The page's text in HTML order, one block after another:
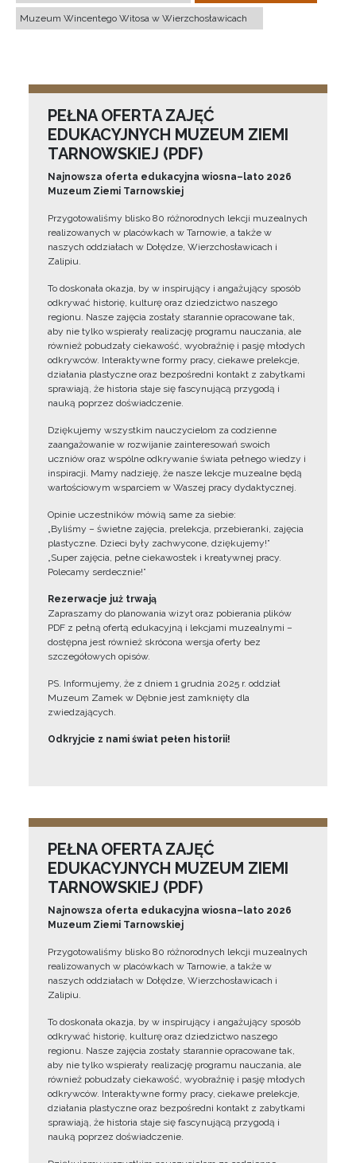
Muzeum Wincentego Witosa w Wierzchosławicach
PEŁNA OFERTA ZAJĘĆ
EDUKACYJNYCH MUZEUM ZIEMI
TARNOWSKIEJ (PDF)
Najnowsza oferta edukacyjna wiosna–lato 2026
Muzeum Ziemi Tarnowskiej
Przygotowaliśmy blisko 80 różnorodnych lekcji muzealnych
realizowanych w placówkach w Tarnowie, a także w
naszych oddziałach w Dołędze, Wierzchosławicach i
Zalipiu.
To doskonała okazja, by w inspirujący i angażujący sposób
odkrywać historię, kulturę oraz dziedzictwo naszego
regionu. Nasze zajęcia zostały starannie opracowane tak,
aby nie tylko wspierały realizację programu nauczania, ale
również pobudzały ciekawość, wyobraźnię i pasję młodych
odkrywców. Interaktywne formy pracy, ciekawe prelekcje,
działania plastyczne oraz bezpośredni kontakt z zabytkami
sprawiają, że historia staje się fascynującą przygodą i
nauką poprzez doświadczenie.
Dziękujemy wszystkim nauczycielom za codzienne
zaangażowanie w rozwijanie zainteresowań swoich
uczniów oraz wspólne odkrywanie świata pełnego wiedzy i
inspiracji. Mamy nadzieję, że nasze lekcje muzealne będą
wartościowym wsparciem w Waszej pracy dydaktycznej.
Opinie uczestników mówią same za siebie:
„Byliśmy – świetne zajęcia, prelekcja, przebieranki, zajęcia
plastyczne. Dzieci były zachwycone, dziękujemy!”
„Super zajęcia, pełne ciekawostek i kreatywnej pracy.
Polecamy serdecznie!”
Rezerwacje już trwają
Zapraszamy do planowania wizyt oraz pobierania plików
PDF z pełną ofertą edukacyjną i lekcjami muzealnymi –
dostępna jest również skrócona wersja oferty bez
szczegółowych opisów.
PS. Informujemy, że z dniem 1 grudnia 2025 r. oddział
Muzeum Zamek w Dębnie jest zamknięty dla
zwiedzających.
Odkryjcie z nami świat pełen historii!
PEŁNA OFERTA ZAJĘĆ
EDUKACYJNYCH MUZEUM ZIEMI
TARNOWSKIEJ (PDF)
Najnowsza oferta edukacyjna wiosna–lato 2026
Muzeum Ziemi Tarnowskiej
Przygotowaliśmy blisko 80 różnorodnych lekcji muzealnych
realizowanych w placówkach w Tarnowie, a także w
naszych oddziałach w Dołędze, Wierzchosławicach i
Zalipiu.
To doskonała okazja, by w inspirujący i angażujący sposób
odkrywać historię, kulturę oraz dziedzictwo naszego
regionu. Nasze zajęcia zostały starannie opracowane tak,
aby nie tylko wspierały realizację programu nauczania, ale
również pobudzały ciekawość, wyobraźnię i pasję młodych
odkrywców. Interaktywne formy pracy, ciekawe prelekcje,
działania plastyczne oraz bezpośredni kontakt z zabytkami
sprawiają, że historia staje się fascynującą przygodą i
nauką poprzez doświadczenie.